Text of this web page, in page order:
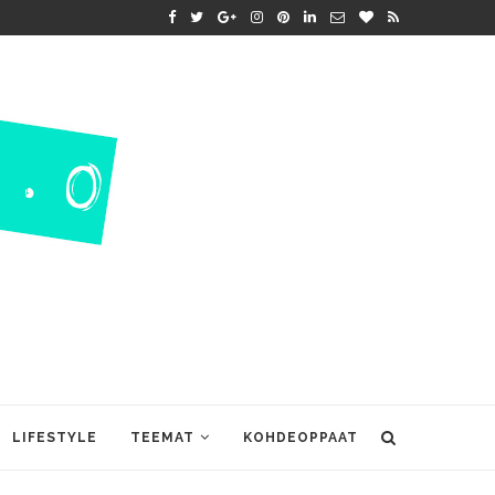
LIFESTYLE TEEMAT KOHDEOPPAAT